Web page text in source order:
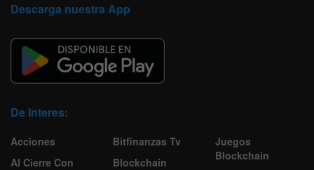
Descarga nuestra App
De Interes:
Acciones
Al Cierre Con
Bitfinanzas Tv
Blockchain
Juegos
Blockchain